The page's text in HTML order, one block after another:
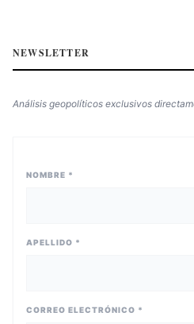
NEWSLETTER
Análisis geopolíticos exclusivos
NOMBRE *
APELLIDO *
CORREO ELECTRÓNICO *